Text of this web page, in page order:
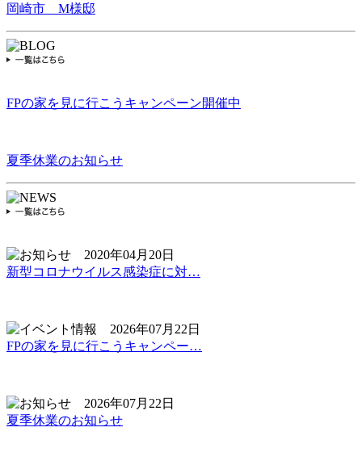
岡崎市 M様邸
FPの家を見に行こうキャンペーン開催中
夏季休業のお知らせ
2020年04月20日
新型コロナウイルス感染症に対…
2026年07月22日
FPの家を見に行こうキャンペー…
2026年07月22日
夏季休業のお知らせ